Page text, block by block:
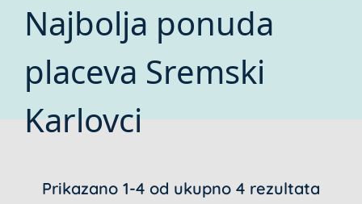
Najbolja ponuda
placeva Sremski
Karlovci
Prikazano 1-4 od ukupno 4 rezultata